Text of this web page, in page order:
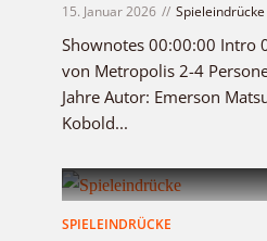
15. Januar 2026 Spieleindrücke
Shownotes 00:00:00 Intro
von Metropolis 2-4
Jahre Autor: Emerson
Kobold...
SPIELEINDRÜCKE